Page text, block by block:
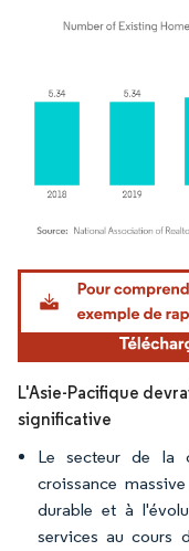
Image © Mordor
L'Asie-Pacifique
significative
Le secteur de la
croissance
durable et à
services au cours